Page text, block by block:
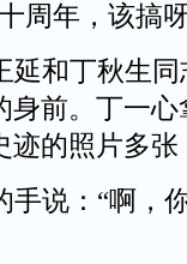
周年，该搞
和丁秋生同
前。丁一
的照片多
说：“啊，